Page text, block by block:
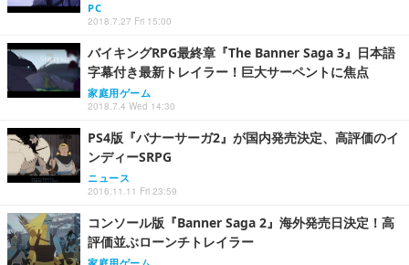
PC
2018.7.27 Fri 15:00
バイキングRPG最終章『The Banner Saga 3』日本語
字幕付き最新トレイラー！巨大サーペントに焦点
家庭用ゲーム
2018.7.4 Wed 14:30
PS4版『バナーサーガ2』が国内発売決定、高評価のイ
ンディーSRPG
ニュース
2016.11.11 Fri 23:59
コンソール版『Banner Saga 2』海外発売日決定！高
評価並ぶローンチトレイラー